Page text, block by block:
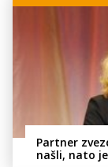
Partner
našli, nato